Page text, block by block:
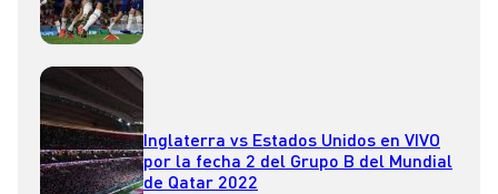
Inglaterra vs Estados Unidos en VIVO
por la fecha 2 del Grupo B del Mundial
de Qatar 2022